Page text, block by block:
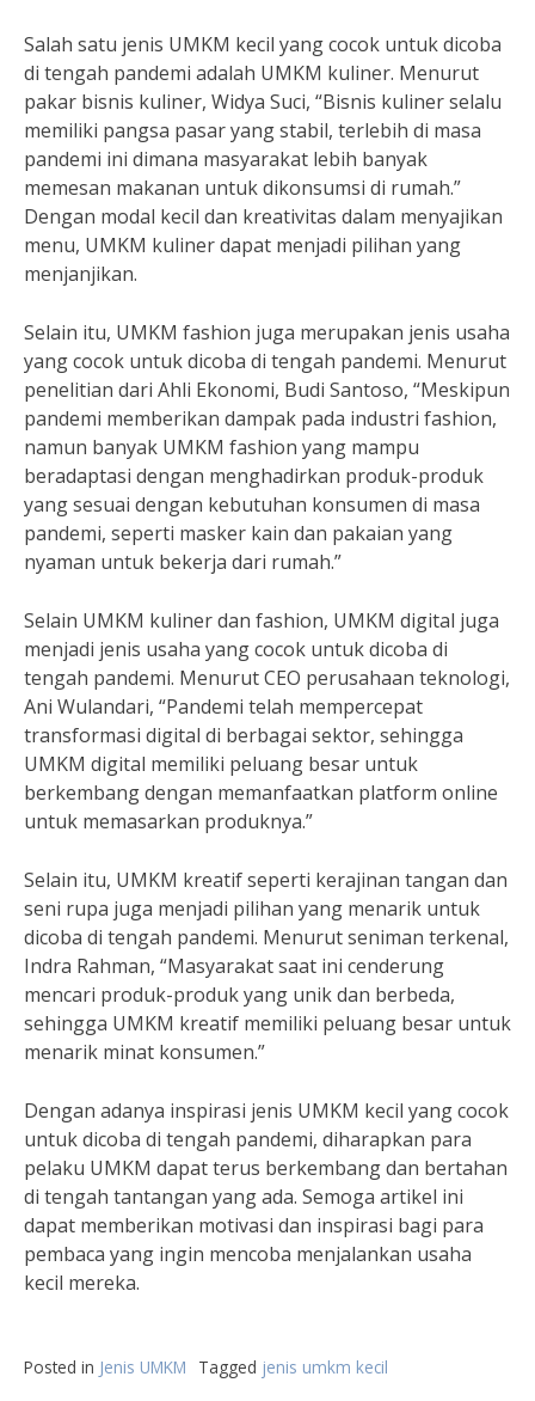
Salah satu jenis UMKM kecil yang cocok untuk dicoba
di tengah pandemi adalah UMKM kuliner. Menurut
pakar bisnis kuliner, Widya Suci, “Bisnis kuliner selalu
memiliki pangsa pasar yang stabil, terlebih di masa
pandemi ini dimana masyarakat lebih banyak
memesan makanan untuk dikonsumsi di rumah.”
Dengan modal kecil dan kreativitas dalam menyajikan
menu, UMKM kuliner dapat menjadi pilihan yang
menjanjikan.
Selain itu, UMKM fashion juga merupakan jenis usaha
yang cocok untuk dicoba di tengah pandemi. Menurut
penelitian dari Ahli Ekonomi, Budi Santoso, “Meskipun
pandemi memberikan dampak pada industri fashion,
namun banyak UMKM fashion yang mampu
beradaptasi dengan menghadirkan produk-produk
yang sesuai dengan kebutuhan konsumen di masa
pandemi, seperti masker kain dan pakaian yang
nyaman untuk bekerja dari rumah.”
Selain UMKM kuliner dan fashion, UMKM digital juga
menjadi jenis usaha yang cocok untuk dicoba di
tengah pandemi. Menurut CEO perusahaan teknologi,
Ani Wulandari, “Pandemi telah mempercepat
transformasi digital di berbagai sektor, sehingga
UMKM digital memiliki peluang besar untuk
berkembang dengan memanfaatkan platform online
untuk memasarkan produknya.”
Selain itu, UMKM kreatif seperti kerajinan tangan dan
seni rupa juga menjadi pilihan yang menarik untuk
dicoba di tengah pandemi. Menurut seniman terkenal,
Indra Rahman, “Masyarakat saat ini cenderung
mencari produk-produk yang unik dan berbeda,
sehingga UMKM kreatif memiliki peluang besar untuk
menarik minat konsumen.”
Dengan adanya inspirasi jenis UMKM kecil yang cocok
untuk dicoba di tengah pandemi, diharapkan para
pelaku UMKM dapat terus berkembang dan bertahan
di tengah tantangan yang ada. Semoga artikel ini
dapat memberikan motivasi dan inspirasi bagi para
pembaca yang ingin mencoba menjalankan usaha
kecil mereka.
Posted in Jenis UMKM Tagged jenis umkm kecil